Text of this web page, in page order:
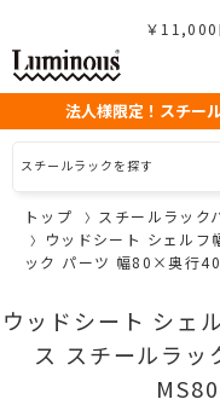
￥11,000
法人様限定！スチー
スチールラックを探す
トップ
スチールラック
ウッドシート シェル
ック パーツ 幅80×奥行
ウッドシート シェ
ス スチールラ